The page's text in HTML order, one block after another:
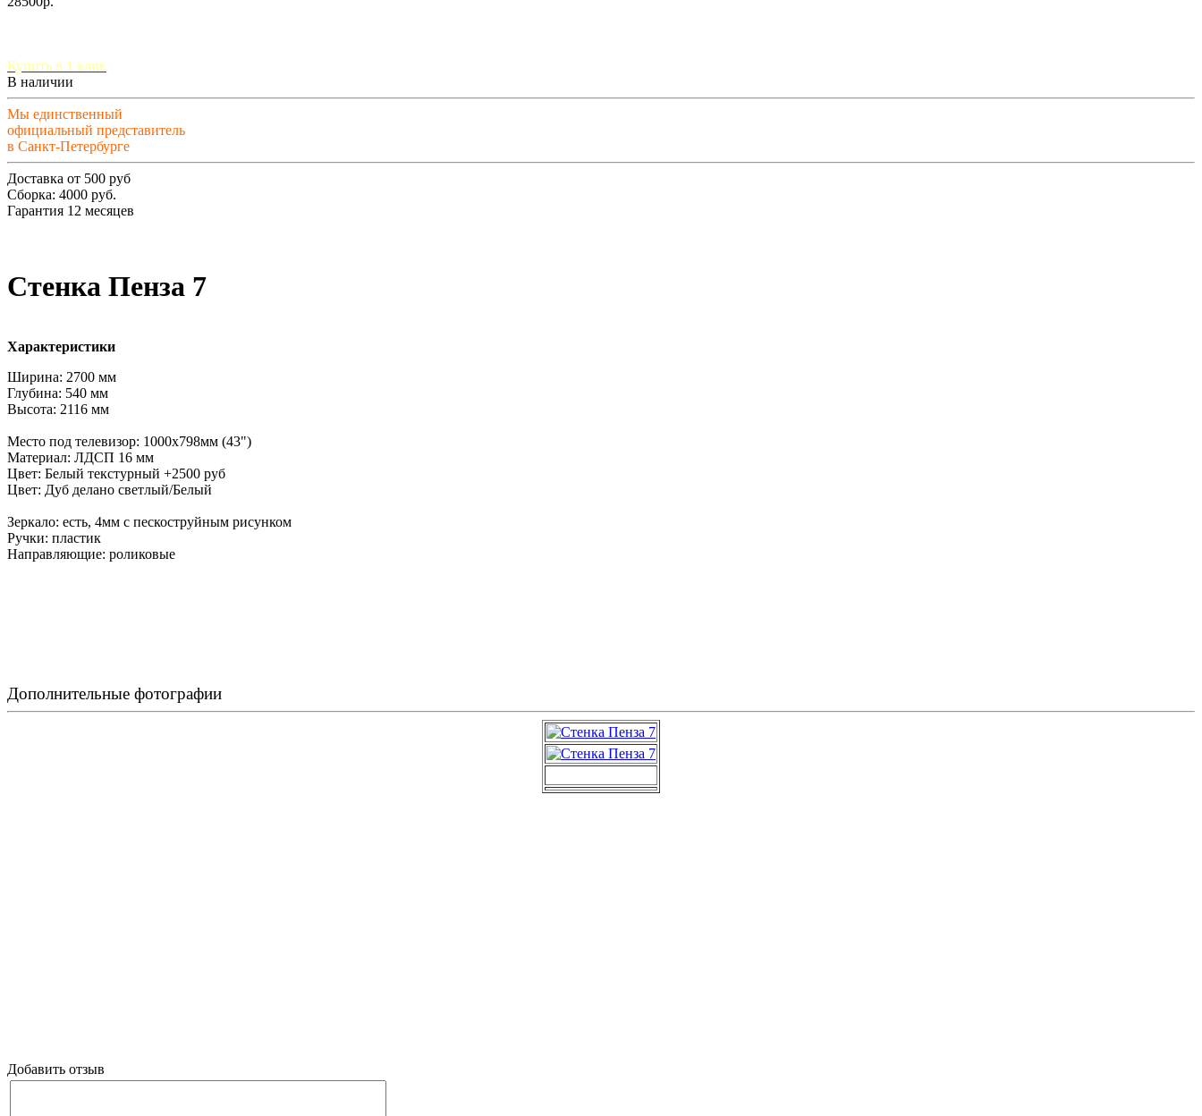
Купить в 1 клик
В наличии
Мы единственный
официальный представитель
в Санкт-Петербурге
Доставка от 500 руб
Сборка: 4000 руб.
Гарантия 12 месяцев
Стенка Пенза 7
Характеристики
Ширина: 2700 мм
Глубина: 540 мм
Высота: 2116 мм
Место под телевизор: 1000х798мм (43")
Материал: ЛДСП 16 мм
Цвет: Белый текстурный +2500 руб
Цвет: Дуб делано светлый/Белый
Зеркало: есть, 4мм с пескоструйным рисунком
Ручки: пластик
Направляющие: роликовые
Дополнительные фотографии
Добавить отзыв